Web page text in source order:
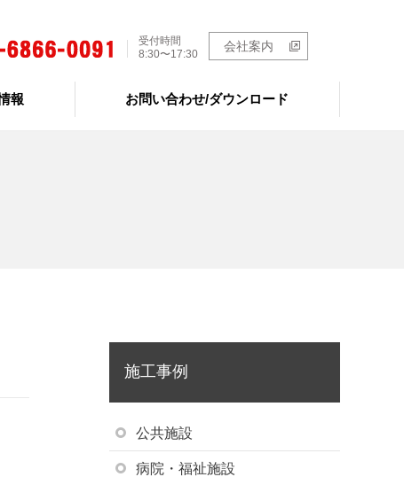
受付時間
8:30〜17:30
会社案内
報 お問い合わせ/ダウンロード
施工事例
公共施設
病院・福祉施設